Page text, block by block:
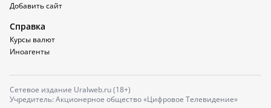
Добавить сайт
Справка
Курсы валют
Иноагенты
Сетевое издание Uralweb.ru (18+)
Учредитель: Акционерное общество «Цифровое Телевидение»